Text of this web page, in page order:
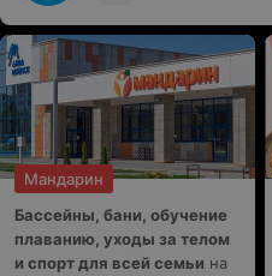
Мандарин
Бассейны, бани, обучение
плаванию, уходы за телом
и спорт для всей семьи на